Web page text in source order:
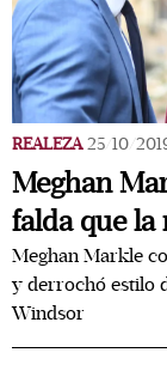
REALEZA 25/10/
Meghan
falda que la
Meghan Markle
y derrochó estilo
Windsor